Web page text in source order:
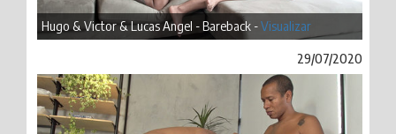
Hugo & Victor & Lucas Angel - Bareback -Visualizar
29/07/2020